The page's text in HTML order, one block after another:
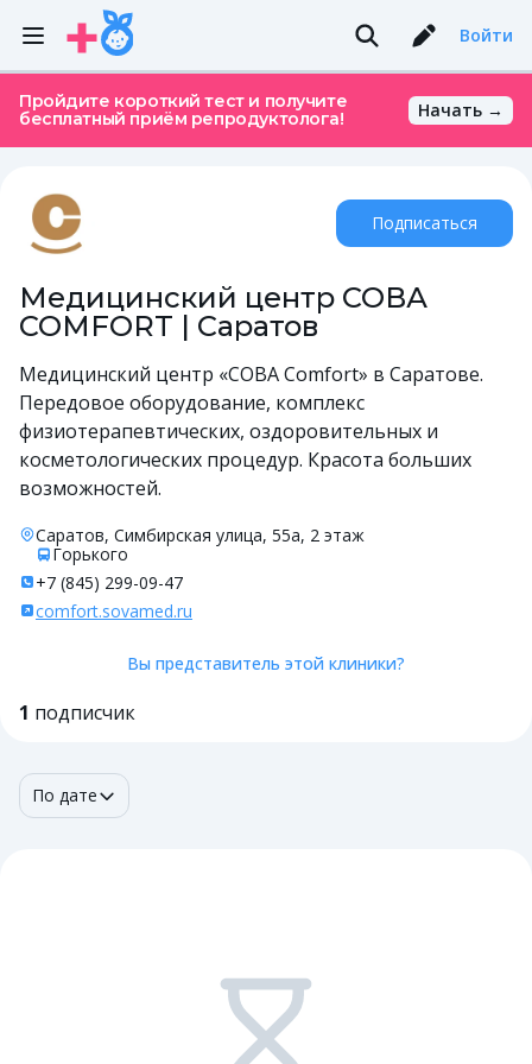
Войти
Пройдите короткий тест и получите
бесплатный приём репродуктолога!
Начать →
Медицинский центр СОВА
COMFORT | Саратов
Медицинский центр «СОВА Comfort» в Саратове.
Передовое оборудование, комплекс
физиотерапевтических, оздоровительных и
косметологических процедур. Красота больших
возможностей.
Саратов, Симбирская улица, 55а, 2 этаж
Горького
+7 (845) 299-09-47
comfort.sovamed.ru
Вы представитель этой клиники?
1 подписчик
Подписаться
По дате